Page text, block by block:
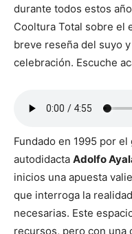
durante todos estos
Cooltura Total sobre el
breve reseña del suyo
celebración. Escuche
Fundado en 1995 por
autodidacta Adolfo
inicios una apuesta
que interroga la
necesarias. Este
recursos, pero con una